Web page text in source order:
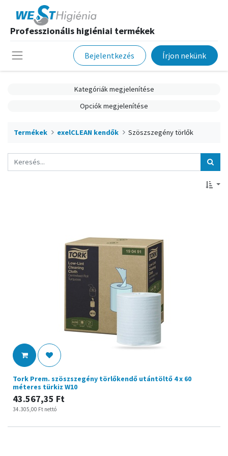
Professzionális higiéniai termékek
Bejelentkezés Írjon nekünk
Kategóriák megjelenítése
Opciók megjelenítése
Termékek exelCLEAN kendők Szöszszegény törlők
Tork Prem. szöszszegény törlőkendő utántöltő 4 x 60
méteres türkiz W10
43.567,35 Ft
34.305,00 Ft nettó